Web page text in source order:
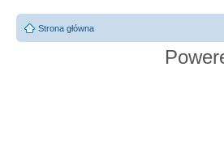
Strona główna